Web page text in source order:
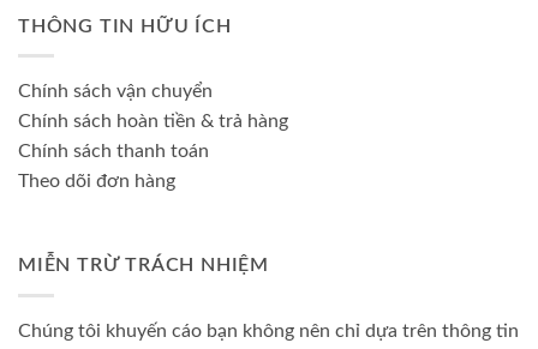
THÔNG TIN HỮU ÍCH
Chính sách vận chuyển
Chính sách hoàn tiền & trả hàng
Chính sách thanh toán
Theo dõi đơn hàng
MIỄN TRỪ TRÁCH NHIỆM
Chúng tôi khuyến cáo bạn không nên chỉ dựa trên thông tin